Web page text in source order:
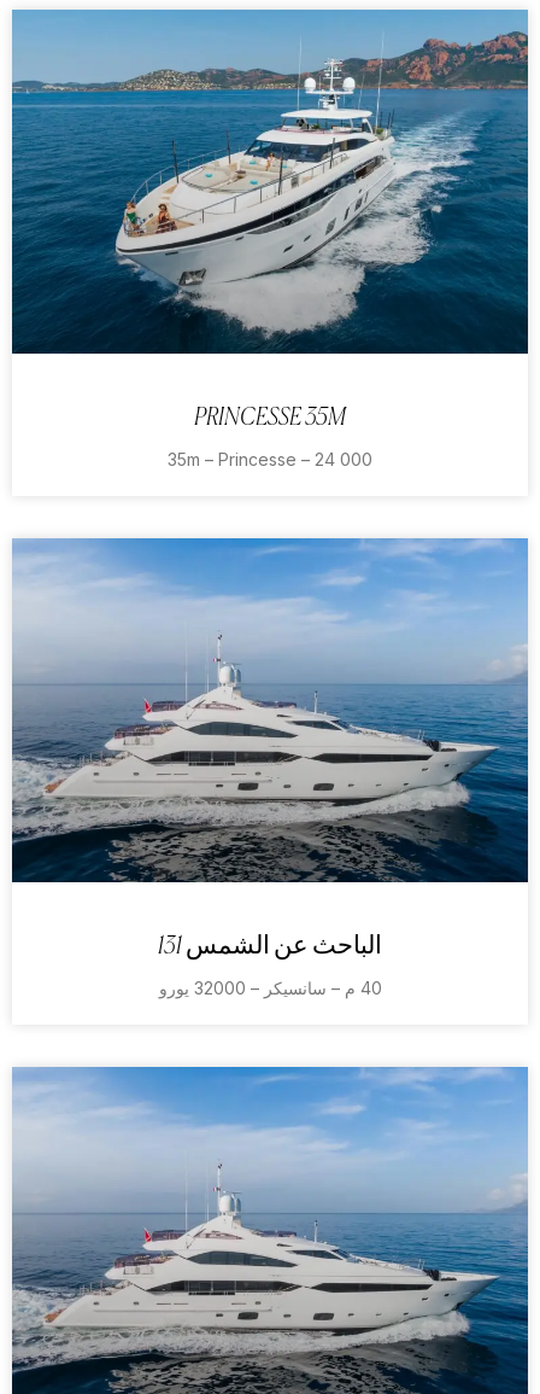
PRINCESSE 35M
35m – Princesse – 24 000
الباحث عن الشمس 131
40 م – سانسيكر – 32000 يورو